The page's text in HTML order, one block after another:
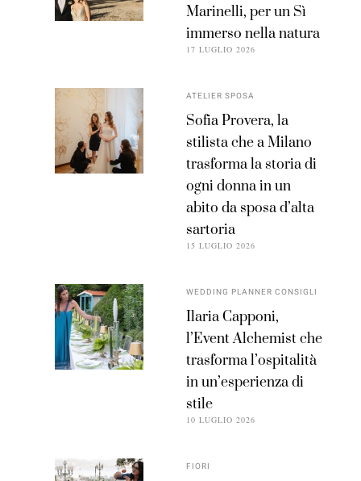
Marinelli, per un Sì
immerso nella natura
17 LUGLIO 2026
ATELIER SPOSA
Sofia Provera, la
stilista che a Milano
trasforma la storia di
ogni donna in un
abito da sposa d’alta
sartoria
15 LUGLIO 2026
WEDDING PLANNER CONSIGLI
Ilaria Capponi,
l’Event Alchemist che
trasforma l’ospitalità
in un’esperienza di
stile
10 LUGLIO 2026
FIORI